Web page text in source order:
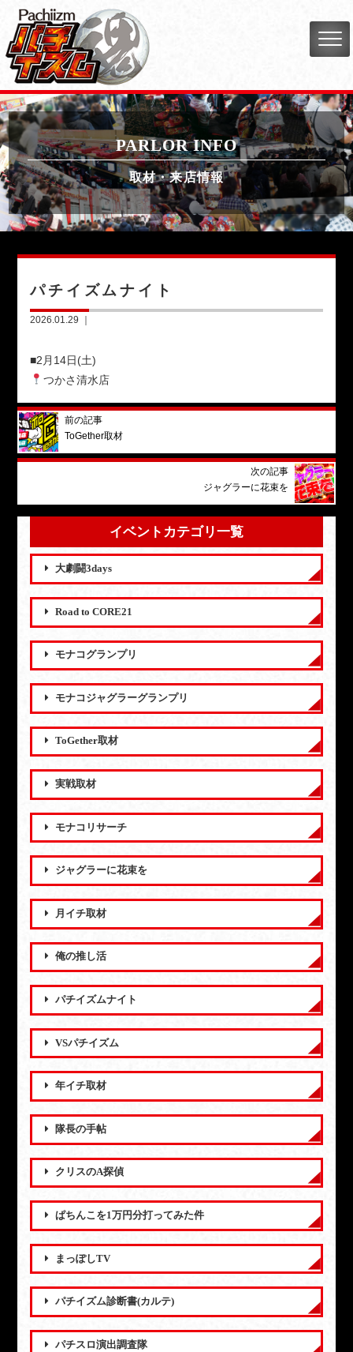
PARLOR INFO
取材・来店情報
パチイズムナイト
2026.01.29 ｜
■2月14日(土)
つかさ清水店
前の記事
ToGether取材
次の記事
ジャグラーに花束を
イベントカテゴリ一覧
大劇闘3days
Road to CORE21
モナコグランプリ
モナコジャグラーグランプリ
ToGether取材
実戦取材
モナコリサーチ
ジャグラーに花束を
月イチ取材
俺の推し活
パチイズムナイト
VSパチイズム
年イチ取材
隊長の手帖
クリスのA探偵
ぱちんこを1万円分打ってみた件
まっぽしTV
パチイズム診断書(カルテ)
パチスロ演出調査隊